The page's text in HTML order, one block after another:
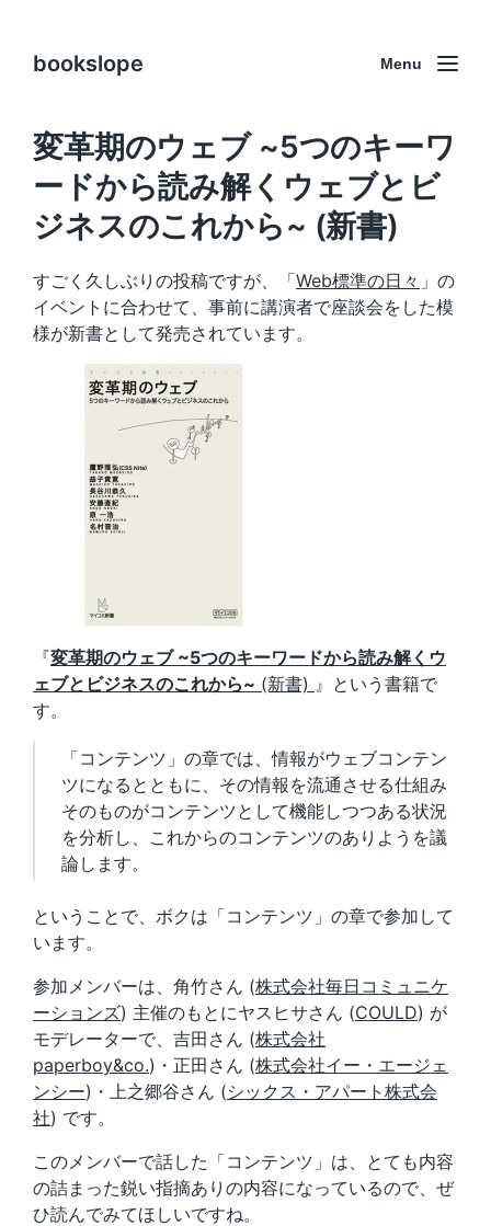
bookslope Menu
変革期のウェブ ~5つのキーワ
ードから読み解くウェブとビ
ジネスのこれから~ (新書)
すごく久しぶりの投稿ですが、「Web標準の日々 」の
イベントに合わせて、事前に講演者で座談会をした模
様が新書として発売されています。
『変革期のウェブ ~5つのキーワードから読み解くウ
ェブとビジネスのこれから~ (新書) 』という書籍で
す。
「コンテンツ」の章では、情報がウェブコンテン
ツになるとともに、その情報を流通させる仕組み
そのものがコンテンツとして機能しつつある状況
を分析し、これからのコンテンツのありようを議
論します。
ということで、ボクは「コンテンツ」の章で参加して
います。
参加メンバーは、角竹さん (株式会社毎日コミュニケ
ーションズ) 主催のもとにヤスヒサさん (COULD) が
モデレーターで、吉田さん (株式会社
paperboy&co.)・正田さん (株式会社イー・エージェ
ンシー)・上之郷谷さん (シックス・アパート株式会
社) です。
このメンバーで話した「コンテンツ」は、とても内容
の詰まった鋭い指摘ありの内容になっているので、ぜ
ひ読んでみてほしいですね。